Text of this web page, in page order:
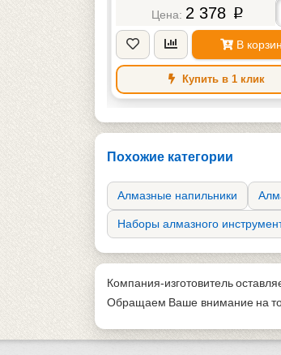
В корзину
1 клик
2 378 p
В
Купить в 1 клик
Похожие категории
Алмазные напильники
Наборы алмазного
Компания-изготовитель
Обращаем Ваше внимание на